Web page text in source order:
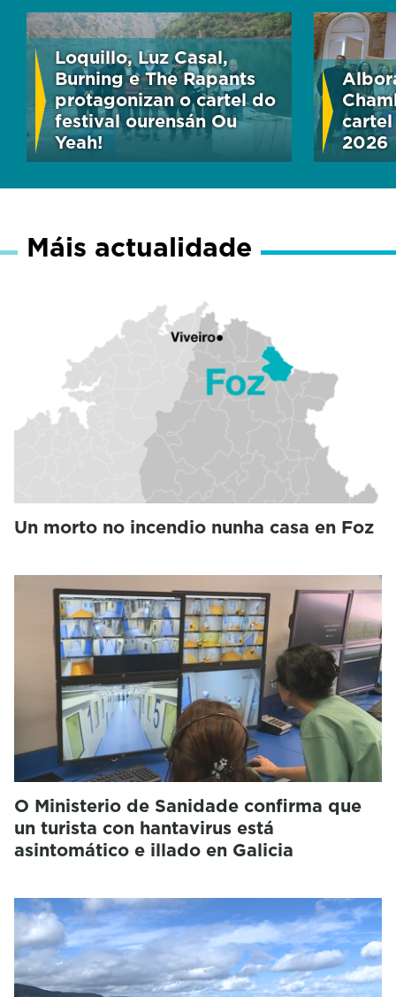
Loquillo, Luz Casal,
Burning e The Rapants
protagonizan o cartel do
festival ourensán Ou
Yeah!
2026
Máis actualidade
Un morto no incendio nunha casa en Foz
O Ministerio de Sanidade confirma que
un turista con hantavirus está
asintomático e illado en Galicia